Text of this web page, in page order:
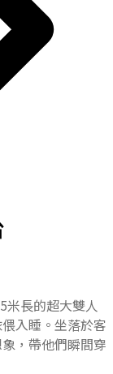
米長的超大雙人
入睡。坐落於客
，帶他們瞬間穿